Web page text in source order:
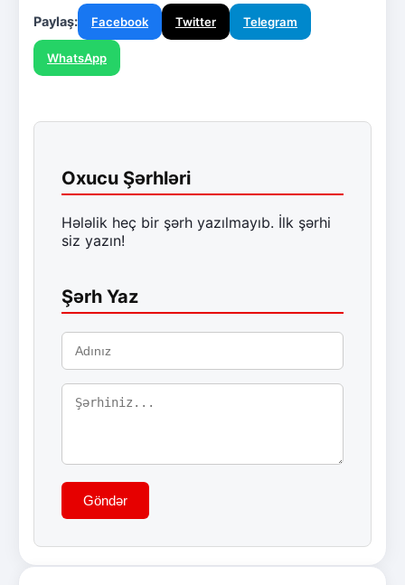
Paylaş: Facebook Twitter Telegram
WhatsApp
Oxucu Şərhləri
Hələlik heç bir şərh yazılmayıb. İlk şərhi
siz yazın!
Şərh Yaz
Göndər